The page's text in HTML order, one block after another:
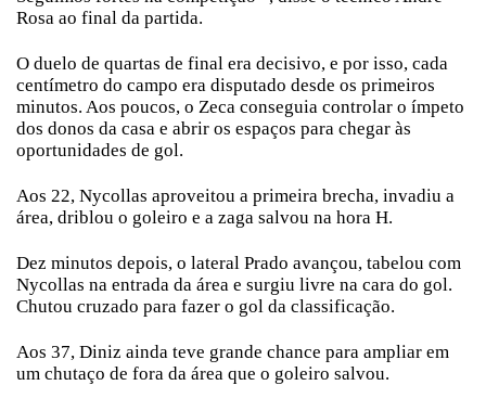
Rosa ao final da partida.
O duelo de quartas de final era decisivo, e por isso, cada
centímetro do campo era disputado desde os primeiros
minutos. Aos poucos, o Zeca conseguia controlar o ímpeto
dos donos da casa e abrir os espaços para chegar às
oportunidades de gol.
Aos 22, Nycollas aproveitou a primeira brecha, invadiu a
área, driblou o goleiro e a zaga salvou na hora H.
Dez minutos depois, o lateral Prado avançou, tabelou com
Nycollas na entrada da área e surgiu livre na cara do gol.
Chutou cruzado para fazer o gol da classificação.
Aos 37, Diniz ainda teve grande chance para ampliar em
um chutaço de fora da área que o goleiro salvou.